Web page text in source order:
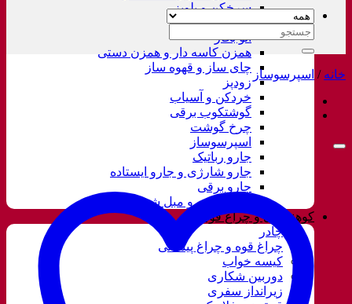
سرخکن و پلوپز
غذاساز
اتو بخار
همزن کاسه دار و همزن دستی
چای ساز و قهوه ساز
زودپز
خردکن و آسیاب
گوشتکوب برقی
چرخ گوشت
اسپرسوساز
جارو رباتیک
جارو شارژی و جارو ایستاده
جارو برقی
فرش شور و مبل شور
کوهنوردی و چراغ قوه
چادر
چراغ قوه و چراغ پیشانی
کیسه خواب
دوربین شکاری
زیرانداز سفری
جستجو
خانه / اسپرسوساز